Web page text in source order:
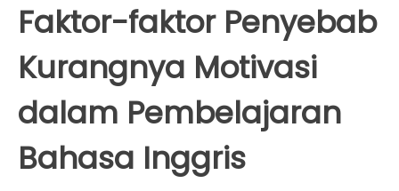
Faktor-faktor Penyebab
Kurangnya Motivasi
dalam Pembelajaran
Bahasa Inggris